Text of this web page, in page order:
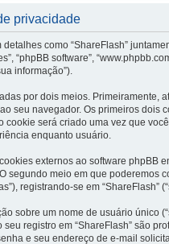
privacidade
como “ShareFlash”
“phpBB software”,
informação”).
por dois meios. Primeiramente,
seu navegador. Os primeiros dois
cookie será criado uma vez que
enquanto usuário.
externos ao software phpBB
segundo meio em que poderemos
registrando-se em
sobre um nome de usuário único
seu registro em “ShareFlash” são
e seu endereço de e-mail